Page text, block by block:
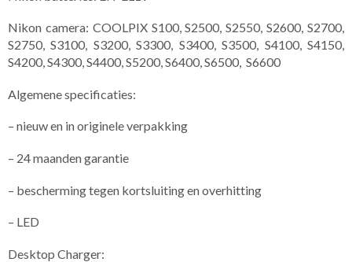
Nikon camera: COOLPIX S100, S2500, S2550, S2600, S2700,
S2750, S3100, S3200, S3300, S3400, S3500, S4100, S4150,
S4200, S4300, S4400, S5200, S6400, S6500, S6600
Algemene specificaties:
– nieuw en in originele verpakking
– 24 maanden garantie
– bescherming tegen kortsluiting en overhitting
– LED
Desktop Charger: